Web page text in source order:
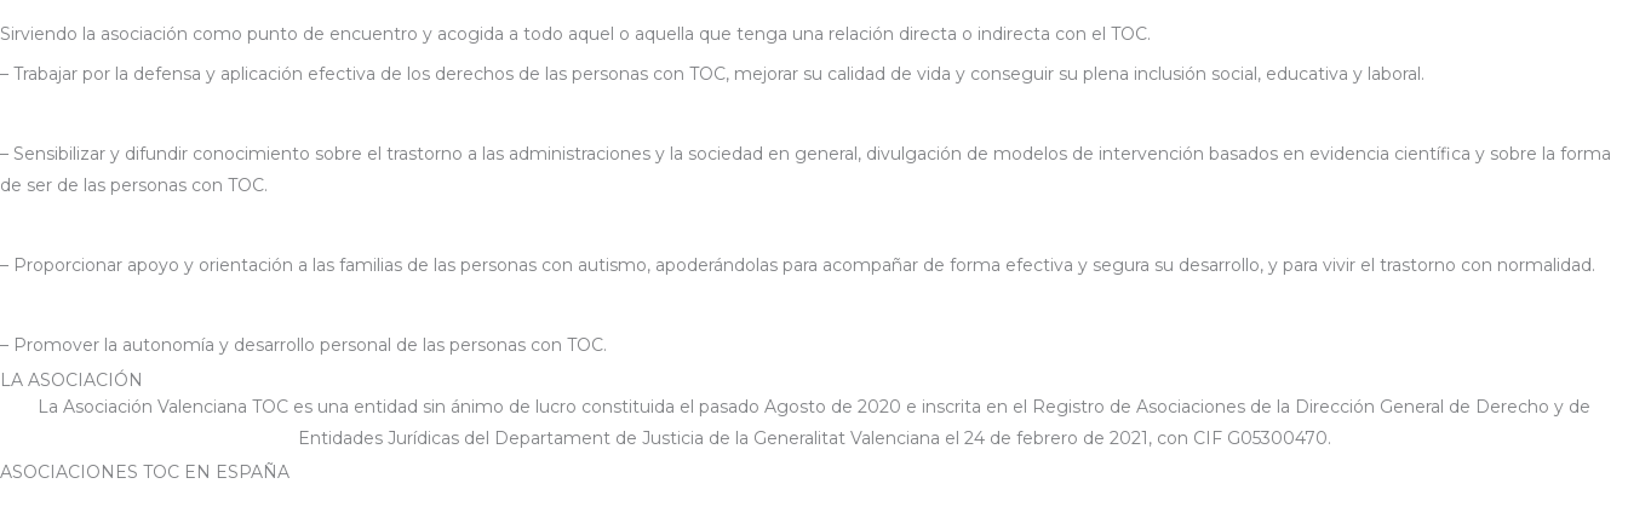
Sirviendo la asociación como punto de encuentro y acogida a todo aquel o aquella que tenga una relación directa o indirecta con el TOC.
– Trabajar por la defensa y aplicación efectiva de los derechos de las personas con TOC, mejorar su calidad de vida y conseguir su plena inclusión social, educativa y laboral.
– Sensibilizar y difundir conocimiento sobre el trastorno a las administraciones y la sociedad en general, divulgación de modelos de intervención basados en evidencia científica y sobre la forma
de ser de las personas con TOC.
– Proporcionar apoyo y orientación a las familias de las personas con autismo, apoderándolas para acompañar de forma efectiva y segura su desarrollo, y para vivir el trastorno con normalidad.
– Promover la autonomía y desarrollo personal de las personas con TOC.
LA ASOCIACIÓN
La Asociación Valenciana TOC es una entidad sin ánimo de lucro constituida el pasado Agosto de 2020 e inscrita en el Registro de Asociaciones de la Dirección General de Derecho y de
Entidades Jurídicas del Departament de Justicia de la Generalitat Valenciana el 24 de febrero de 2021, con CIF G05300470.
ASOCIACIONES TOC EN ESPAÑA